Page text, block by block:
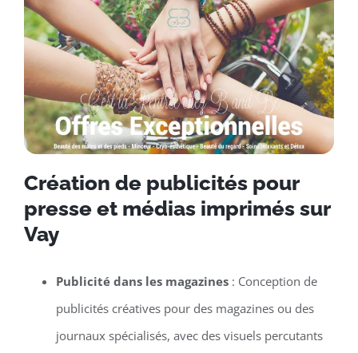
Création de publicités pour
presse et médias imprimés sur
Vay
Publicité dans les magazines: Conception de
publicités créatives pour des magazines ou des
journaux spécialisés, avec des visuels percutants